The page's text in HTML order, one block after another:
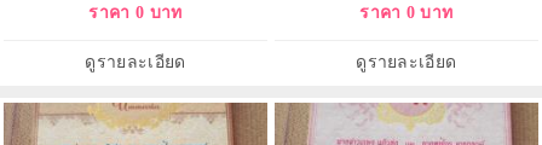
ราคา 0 บาท
ดูรายละเอียด
ราคา 0 บาท
ดูรายละเอียด